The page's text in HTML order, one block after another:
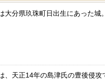
分県玖珠町日出生にあった城。
、天正14年の島津氏の豊後侵攻